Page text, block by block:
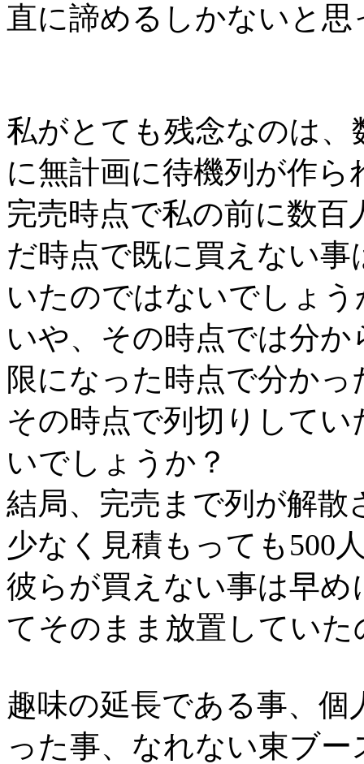
直に諦めるしかないと
私がとても残念なのは
に無計画に待機列が作ら
完売時点で私の前に数
だ時点で既に買えない事
いたのではないでしょう
いや、その時点では分
限になった時点で分かっ
その時点で列切りして
いでしょうか？
結局、完売まで列が解
少なく見積もっても500
彼らが買えない事は早
てそのまま放置してい
趣味の延長である事、
った事、なれない東ブ